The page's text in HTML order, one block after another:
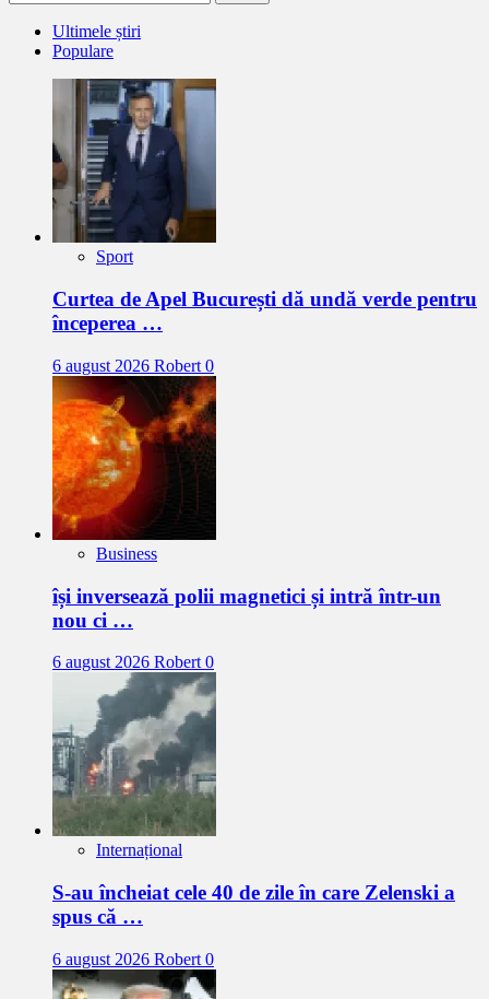
după:
Ultimele știri
Populare
Sport
Curtea de Apel București dă undă verde pentru
începerea …
6 august 2026 Robert 0
Business
își inversează polii magnetici și intră într-un
nou ci …
6 august 2026 Robert 0
Internațional
S-au încheiat cele 40 de zile în care Zelenski a
spus că …
6 august 2026 Robert 0